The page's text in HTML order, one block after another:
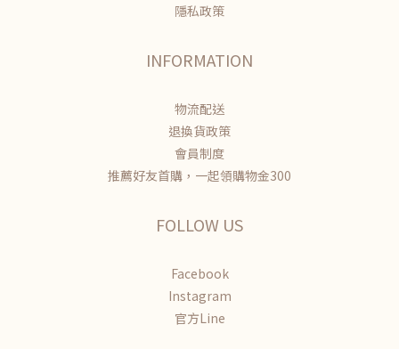
隱私政策
INFORMATION
物流配送
退換貨政策
會員制度
推薦好友首購，一起領購物金300
FOLLOW US
Facebook
Instagram
官方Line